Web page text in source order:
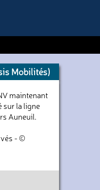
Mobilités)
maintenant
sur la ligne
Auneuil.
- ©